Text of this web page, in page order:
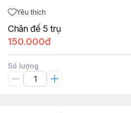
Yêu thích
Chân đế 5 trụ
150.000đ
Số lượng